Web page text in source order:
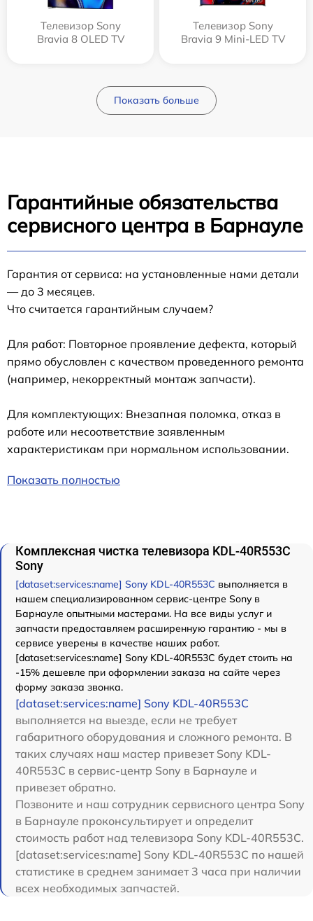
Телевизор Sony
Bravia 8 OLED TV
Телевизор Sony
Bravia 9 Mini-LED TV
Показать больше
Гарантийные обязательства
сервисного центра в Барнауле
Гарантия от сервиса: на установленные нами детали
— до 3 месяцев.
Что считается гарантийным случаем?
Для работ: Повторное проявление дефекта, который
прямо обусловлен с качеством проведенного ремонта
(например, некорректный монтаж запчасти).
Для комплектующих: Внезапная поломка, отказ в
работе или несоответствие заявленным
характеристикам при нормальном использовании.
Показать полностью
Комплексная чистка телевизора KDL-40R553C
Sony
[dataset:services:name] Sony KDL-40R553C выполняется в
нашем специализированном сервис-центре Sony в
Барнауле опытными мастерами. На все виды услуг и
запчасти предоставляем расширенную гарантию - мы в
сервисе уверены в качестве наших работ.
[dataset:services:name] Sony KDL-40R553C будет стоить на
-15% дешевле при оформлении заказа на сайте через
форму заказа звонка.
[dataset:services:name] Sony KDL-40R553C
выполняется на выезде, если не требует
габаритного оборудования и сложного ремонта. В
таких случаях наш мастер привезет Sony KDL-
40R553C в сервис-центр Sony в Барнауле и
привезет обратно.
Позвоните и наш сотрудник сервисного центра Sony
в Барнауле проконсультирует и определит
стоимость работ над телевизора Sony KDL-40R553C.
[dataset:services:name] Sony KDL-40R553C по нашей
статистике в среднем занимает 3 часа при наличии
всех необходимых запчастей.